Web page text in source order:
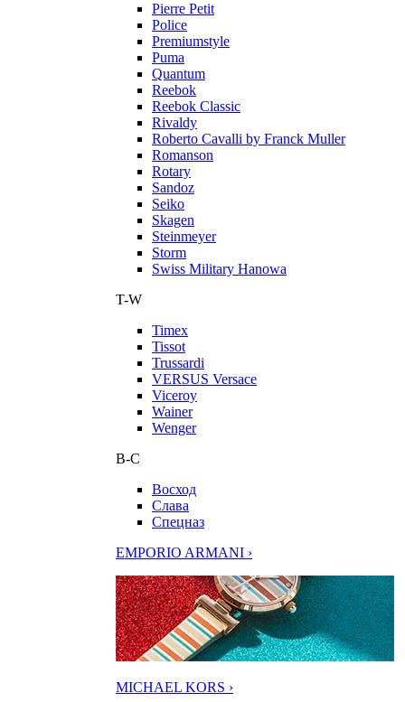
Pierre Petit
Police
Premiumstyle
Puma
Quantum
Reebok
Reebok Classic
Rivaldy
Roberto Cavalli by Franck Muller
Romanson
Rotary
Sandoz
Seiko
Skagen
Steinmeyer
Storm
Swiss Military Hanowa
T-W
Timex
Tissot
Trussardi
VERSUS Versace
Viceroy
Wainer
Wenger
В-С
Восход
Слава
Спецназ
EMPORIO ARMANI ›
MICHAEL KORS ›